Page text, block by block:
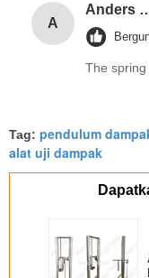
A
Anders
The
Tag: pendulum
alat uji dampak